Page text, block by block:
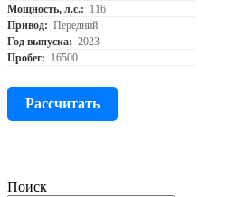
Мощность, л.с.: 116
Привод: Передний
Год выпуска: 2023
Пробег: 16500
Рассчитать
Поиск